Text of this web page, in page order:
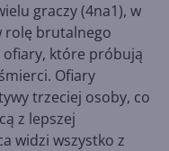
graczy (4na1), w
rolę brutalnego
ofiary, które próbują
Ofiary
trzeciej osoby, co
z lepszej
widzi wszystko z